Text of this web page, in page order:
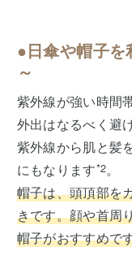
●日傘や帽子を
～
紫外線が強い時間
外出はなるべく避
紫外線から肌と髪
にもなります*2。
帽子は、頭頂部を
きです。顔や首周
帽子がおすすめで